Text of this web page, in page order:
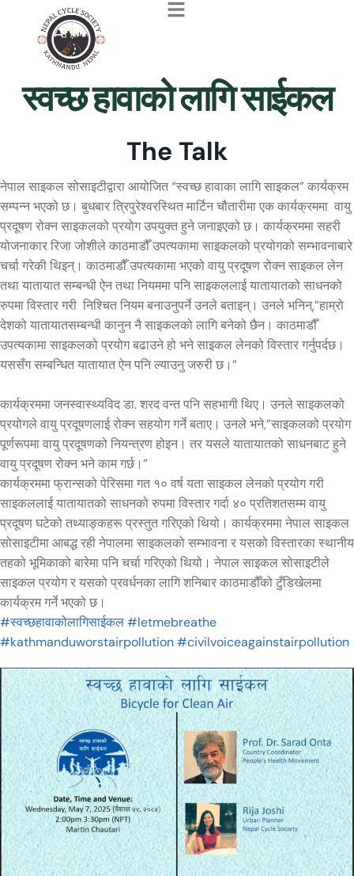
स्वच्छ हावाको लागि साईकल
The Talk
नेपाल साइकल सोसाइटीद्वारा आयोजित “स्वच्छ हावाका लागि साइकल” कार्यक्रम
सम्पन्न भएको छ। बुधबार त्रिपुरेश्वरस्थित मार्टिन चौतारीमा एक कार्यक्रममा वायु
प्रदूषण रोक्न साइकलको प्रयोग उपयुक्त हुने जनाइएको छ। कार्यक्रममा सहरी
योजनाकार रिजा जोशीले काठमाडौँ उपत्यकामा साइकलको प्रयोगको सम्भावनाबारे
चर्चा गरेकी थिइन्। काठमाडौँ उपत्यकामा भएको वायु प्रदूषण रोक्न साइकल लेन
तथा यातायात सम्बन्धी ऐन तथा नियममा पनि साइकललाई यातायातको साधनको
रुपमा विस्तार गरी निश्चित नियम बनाउनुपर्ने उनले बताइन्। उनले भनिन्,”हाम्रो
देशको यातायातसम्बन्धी कानुन नै साइकलको लागि बनेको छैन। काठमाडौँ
उपत्यकामा साइकलको प्रयोग बढाउने हो भने साइकल लेनको विस्तार गर्नुपर्दछ।
यससँग सम्बन्धित यातायात ऐन पनि ल्याउनु जरुरी छ।”
कार्यक्रममा जनस्वास्थ्यविद डा. शरद वन्त पनि सहभागी थिए। उनले साइकलको
प्रयोगले वायु प्रदूषणलाई रोक्न सहयोग गर्ने बताए। उनले भने,”साइकलको प्रयोग
पूर्णरूपमा वायु प्रदूषणको नियन्त्रण होइन। तर यसले यातायातको साधनबाट हुने
वायु प्रदूषण रोक्न भने काम गर्छ।”
कार्यक्रममा फ्रान्सको पेरिसमा गत १० वर्ष यता साइकल लेनको प्रयोग गरी
साइकललाई यातायातको साधनको रुपमा विस्तार गर्दा ४० प्रतिशतसम्म वायु
प्रदूषण घटेको तथ्याङ्कहरू प्रस्तुत गरिएको थियो। कार्यक्रममा नेपाल साइकल
सोसाइटीमा आबद्ध रही नेपालमा साइकलको सम्भावना र यसको विस्तारका स्थानीय
तहको भूमिकाको बारेमा पनि चर्चा गरिएको थियो। नेपाल साइकल सोसाइटीले
साइकल प्रयोग र यसको प्रवर्धनका लागि शनिबार काठमाडौँको टुँडिखेलमा
कार्यक्रम गर्ने भएको छ।
#स्वच्छहावाकोलागिसाईकल#letmebreathe
#kathmanduworstairpollution#civilvoiceagainstairpollution